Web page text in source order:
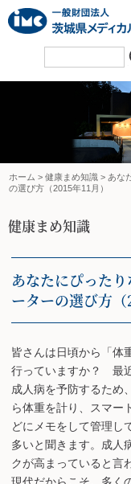
Skip
to
content
ホーム > 健康まめ知識 > あな
の選び方（2015年11月）
健康まめ知識
あなたにぴった
ーターの選び方（
皆さんは日頃から「体
行っていますか？ 最
成人病を予防するため
ら体重を計り、スマー
どにメモをして管理し
多いと聞きます。成人
クが高まっていると言
現代だからこそ、多く